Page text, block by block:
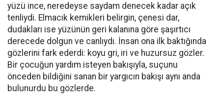
yüzü ince, neredeyse saydam denecek kadar açık
tenliydi. Elmacık kemikleri belirgin, çenesi dar,
dudakları ise yüzünün geri kalanına göre şaşırtıcı
derecede dolgun ve canlıydı. İnsan ona ilk baktığında
gözlerini fark ederdi: koyu gri, iri ve huzursuz gözler.
Bir çocuğun yardım isteyen bakışıyla, suçunu
önceden bildiğini sanan bir yargıcın bakışı aynı anda
bulunurdu bu gözlerde.